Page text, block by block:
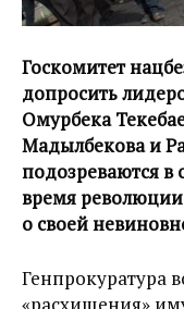
Госкомитет
допросить
Омурбека
Мадылбекова и
подозреваются в
время революции
о своей
Генпрокуратура